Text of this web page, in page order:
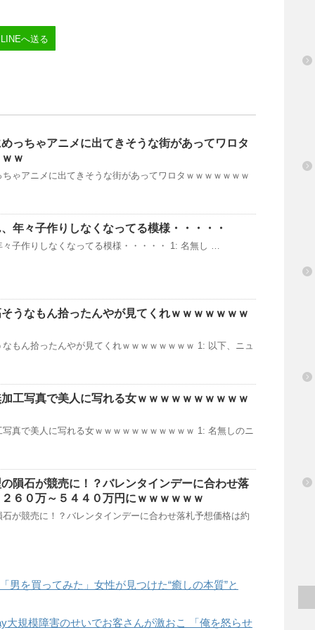
LINEへ送る
っちゃアニメに出てきそうな街があってワロタ
ｗ
ゃアニメに出てきそうな街があってワロタｗｗｗｗｗｗｗ
年々子作りしなくなってる模様・・・・・
子作りしなくなってる模様・・・・・ 1: 名無し …
うなもん拾ったんやが見てくれｗｗｗｗｗｗｗ
もん拾ったんやが見てくれｗｗｗｗｗｗｗｗ 1: 以下、ニュ
工写真で美人に写れる女ｗｗｗｗｗｗｗｗｗｗ
真で美人に写れる女ｗｗｗｗｗｗｗｗｗｗｗ 1: 名無しのニ
隕石が競売に！？バレンタインデーに合わせ落
６０万～５４４０万円にｗｗｗｗｗｗ
が競売に！？バレンタインデーに合わせ落札予想価格は約
男を買ってみた」女性が見つけた“癒しの本質”と
大規模障害のせいでお客さんが激おこ 「俺を怒らせ